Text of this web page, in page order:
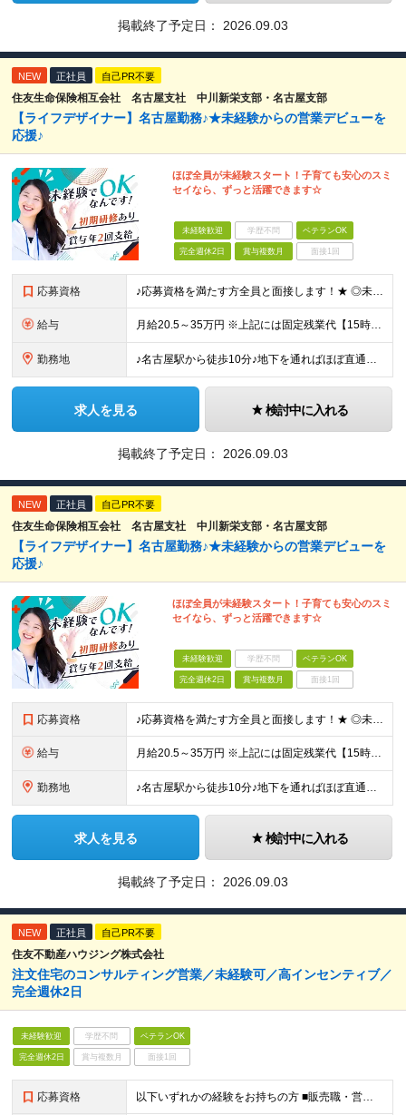
掲載終了予定日： 2026.09.03
NEW 正社員 自己PR不要
住友生命保険相互会社 名古屋支社 中川新栄支部・名古屋支部
【ライフデザイナー】名古屋勤務♪★未経験からの営業デビューを
応援♪
ほぼ全員が未経験スタート！子育ても安心のスミ
セイなら、ずっと活躍できます☆
未経験歓迎 学歴不問 ベテランOK
完全週休2日 賞与複数月 面接1回
応募資格 ♪応募資格を満たす方全員と面接します！★ ◎未経験＆ブランクOK ◎高校卒業程度の学力を有すること ◎性別不問
給与 月給20.5～35万円 ※上記には固定残業代【15時間相当額(2.4万円～4.2万円)】が含まれます ※15時間を超えた分は別途支給 ※経験や能力、前職の年収を考慮し最大35万円を限度に当社規程によ
勤務地 ♪名古屋駅から徒歩10分♪地下を通ればほぼ直通！ 【住友生命保険相互会社 名古屋支社】 愛知県名古屋市中村区名駅南2-14-19 住友生命名古屋ビル 14階：中川新栄支部 19階：名古屋支部 ※上記
求人を見る 検討中に入れる
掲載終了予定日： 2026.09.03
NEW 正社員 自己PR不要
住友生命保険相互会社 名古屋支社 中川新栄支部・名古屋支部
【ライフデザイナー】名古屋勤務♪★未経験からの営業デビューを
応援♪
ほぼ全員が未経験スタート！子育ても安心のスミ
セイなら、ずっと活躍できます☆
未経験歓迎 学歴不問 ベテランOK
完全週休2日 賞与複数月 面接1回
応募資格 ♪応募資格を満たす方全員と面接します！★ ◎未経験＆ブランクOK ◎高校卒業程度の学力を有すること ◎性別不問
給与 月給20.5～35万円 ※上記には固定残業代【15時間相当額(2.4万円～4.2万円)】が含まれます ※15時間を超えた分は別途支給 ※経験や能力、前職の年収を考慮し最大35万円を限度に当社規程によ
勤務地 ♪名古屋駅から徒歩10分♪地下を通ればほぼ直通！ 【住友生命保険相互会社 名古屋支社】 愛知県名古屋市中村区名駅南2-14-19 住友生命名古屋ビル 14階：中川新栄支部 19階：名古屋支部 ※上記
求人を見る 検討中に入れる
掲載終了予定日： 2026.09.03
NEW 正社員 自己PR不要
住友不動産ハウジング株式会社
注文住宅のコンサルティング営業／未経験可／高インセンティブ／
完全週休2日
未経験歓迎 学歴不問 ベテランOK
完全週休2日 賞与複数月 面接1回
応募資格 以下いずれかの経験をお持ちの方 ■販売職・営業職での顧客への提案経験をお持ちの方 ■建築関連の知識をお持ちの方